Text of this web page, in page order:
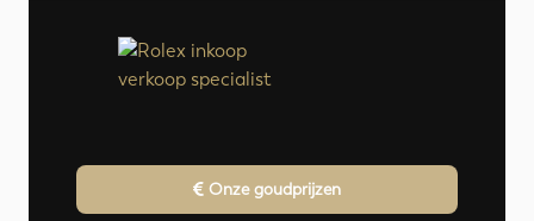
Onze goudprijzen